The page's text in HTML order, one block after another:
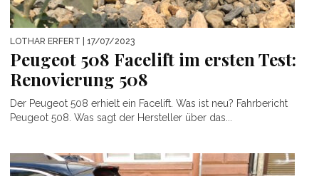
LOTHAR ERFERT | 17/07/2023
Peugeot 508 Facelift im ersten Test:
Renovierung 508
Der Peugeot 508 erhielt ein Facelift. Was ist neu? Fahrbericht
Peugeot 508. Was sagt der Hersteller über das...